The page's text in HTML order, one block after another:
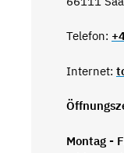
Telefon:
Internet:
Montag -